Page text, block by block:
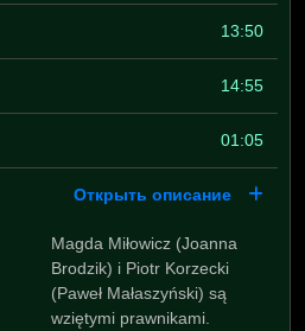
13:50
14:55
01:05
Открыть описание
Magda Miłowicz (Joanna
Brodzik) i Piotr Korzecki
(Paweł Małaszyński) są
wziętymi prawnikami.